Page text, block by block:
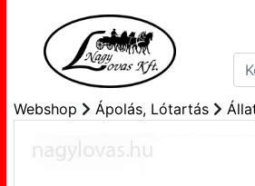
Webshop Ápolás, Lótartás